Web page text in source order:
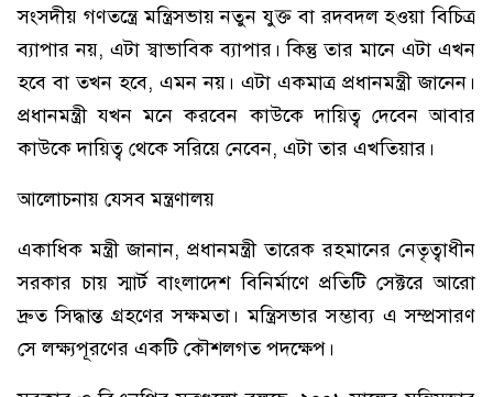
সংসদীয় গণতন্ত্রে মন্ত্রিসভায় নতুন যুক্ত বা রদবদল হওয়া বিচিত্র
ব্যাপার নয়, এটা স্বাভাবিক ব্যাপার। কিন্তু তার মানে এটা এখন
হবে বা তখন হবে, এমন নয়। এটা একমাত্র প্রধানমন্ত্রী জানেন।
প্রধানমন্ত্রী যখন মনে করবেন কাউকে দায়িত্ব দেবেন আবার
কাউকে দায়িত্ব থেকে সরিয়ে নেবেন, এটা তার এখতিয়ার।
আলোচনায় যেসব মন্ত্রণালয়
একাধিক মন্ত্রী জানান, প্রধানমন্ত্রী তারেক রহমানের নেতৃত্বাধীন
সরকার চায় স্মার্ট বাংলাদেশ বিনির্মাণে প্রতিটি সেক্টরে আরো
দ্রুত সিদ্ধান্ত গ্রহণের সক্ষমতা। মন্ত্রিসভার সম্ভাব্য এ সম্প্রসারণ
সে লক্ষ্যপূরণের একটি কৌশলগত পদক্ষেপ।